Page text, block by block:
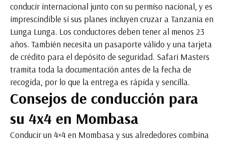
conducir internacional junto con su permiso nacional, y es
imprescindible si sus planes incluyen cruzar a Tanzania en
Lunga Lunga. Los conductores deben tener al menos 23
años. También necesita un pasaporte válido y una tarjeta
de crédito para el depósito de seguridad. Safari Masters
tramita toda la documentación antes de la fecha de
recogida, por lo que la entrega es rápida y sencilla.
Consejos de conducción para
su 4x4 en Mombasa
Conducir un 4×4 en Mombasa y sus alrededores combina